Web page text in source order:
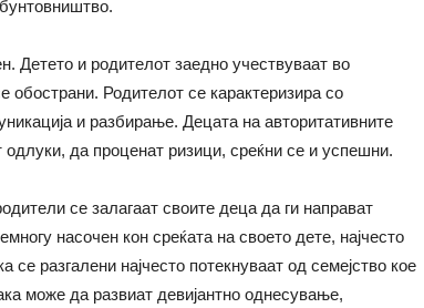
Детето и родителот заедно учествуваат во
обострани. Родителот се карактеризира со
и разбирање. Децата на авторитативните
да проценат ризици, среќни се и успешни.
се залагаат своите деца да ги направат
насочен кон среќата на своето дете, наjчесто
разгалени наjчесто потекнуваат од семеjство кое
може да развиат девиjантно однесување,